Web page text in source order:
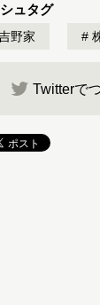
ュタグ
野家
Twitterで